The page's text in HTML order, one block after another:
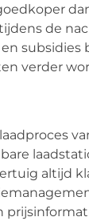
de
subsidies
verder
altijd